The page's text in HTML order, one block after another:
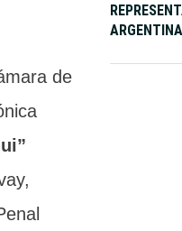
de
ARGENTINA